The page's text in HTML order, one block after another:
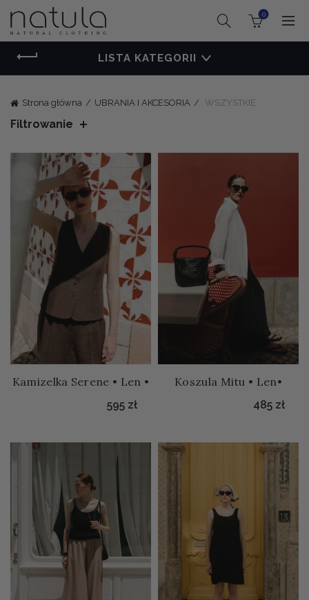
0
LISTA KATEGORII
Strona główna UBRANIA I AKCESORIA WSZYSTKIE
Filtrowanie
Kamizelka Serene • Len •
595 zł
Koszula Mitu • Len•
485 zł